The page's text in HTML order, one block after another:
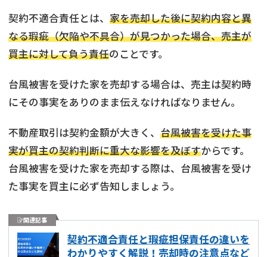
契約不適合責任とは、 家を売却した後に契約内容と異
なる瑕疵（欠陥や不具合）が見つかった場合、売主が
買主に対して負う責任のことです。
台風被害を受けた家を売却する場合は、売主は契約時
にその事実をありのまま伝えなければなりません。
不動産取引は契約金額が大きく、 台風被害を受けた事
実が買主の契約判断に重大な影響を及ぼすからです。
台風被害を受けた家を売却する際は、台風被害を受け
た事実を買主に必ず告知しましょう。
関連記事
契約不適合責任と瑕疵担保責任の違いを
わかりやすく解説！売却時の注意点など